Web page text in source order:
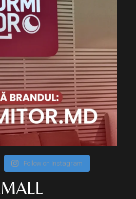
Follow on Instagram